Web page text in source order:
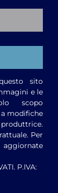
sito
e le
scopo
modifiche
Per
P.IVA: